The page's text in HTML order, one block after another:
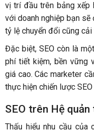
vị trí đầu trên bảng xếp
với doanh nghiệp bạn
tỷ lệ chuyển đổi cũng cải
Đặc biệt, SEO còn là
phí tiết kiệm, bền vững
giá cao. Các marketer
thực hiện chiến lược
SEO trên Hệ quản
Thấu hiểu nhu cầu của